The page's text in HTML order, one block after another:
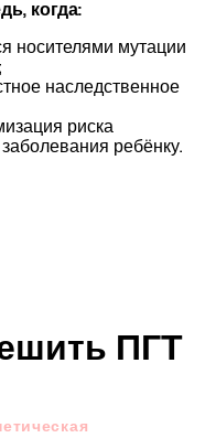
когда:
носителями мутации
наследственное
риска
ребёнку.
ПГТ